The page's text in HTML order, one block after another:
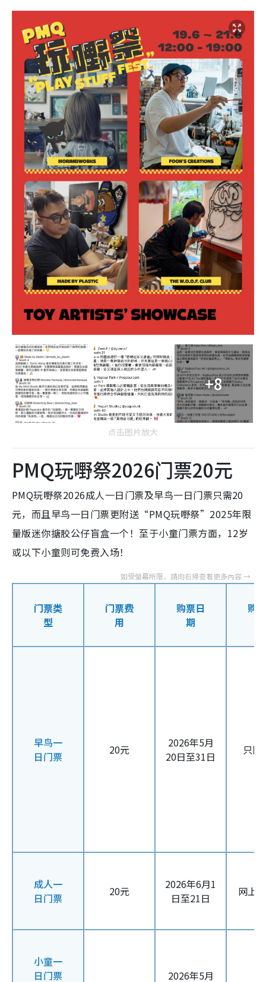
+8
点击图片放大
PMQ玩嘢祭2026门票20元
PMQ玩嘢祭2026成人一日门票及早鸟一日门票只需20
元，而且早鸟一日门票更附送“PMQ玩嘢祭”2025年限
量版迷你搪胶公仔盲盒一个！至于小童门票方面，12岁
或以下小童则可免费入场！
门票类
型
门票费
用
购票日
期
购
早鸟一
日门票
20元
2026年5月
20日至31日
只限
成人一
日门票
20元
2026年6月1
日至21日
网上
小童一
日门票
2026年5月